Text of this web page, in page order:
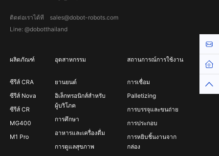
ติดต่อเราได้ที sales@dobot-robots.com
Line: @dobotthailand
ผลิตภัณฑ์
ซีรีส์ CRA
ซีรีส์ Nova
ซีรีส์ CR
MG400
M1 Pro
อุตสาหกรรม
ยานยนต์
อิเล็กทรอนิกส์สำหรับ
ผู้บริโภค
การศึกษา
อาหารและเครื่องดื่ม
การดูแลสุขภาพ
สถานการณ์การใช้งาน
การเชื่อม
Palletizing
การบรรจุและขนถ่าย
การประกอบ
การหยิบชิ้นงานจาก
กล่อง
Top